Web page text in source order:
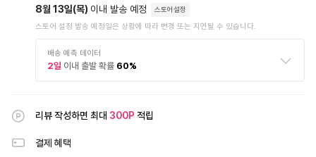
8월 13일(목) 이내 발송 예정 스토어설정
스토어 설정 발송 예정일은 상황에 따라 변경 또는 지연될 수 있습니다.
배송 예측 데이터
2일 이내 출발 확률 60%
리뷰 작성하면 최대 300P 적립
결제 혜택